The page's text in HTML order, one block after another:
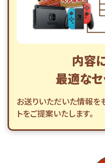
内容
最適な
お送りいただいた情報を
トをご提案いたします。